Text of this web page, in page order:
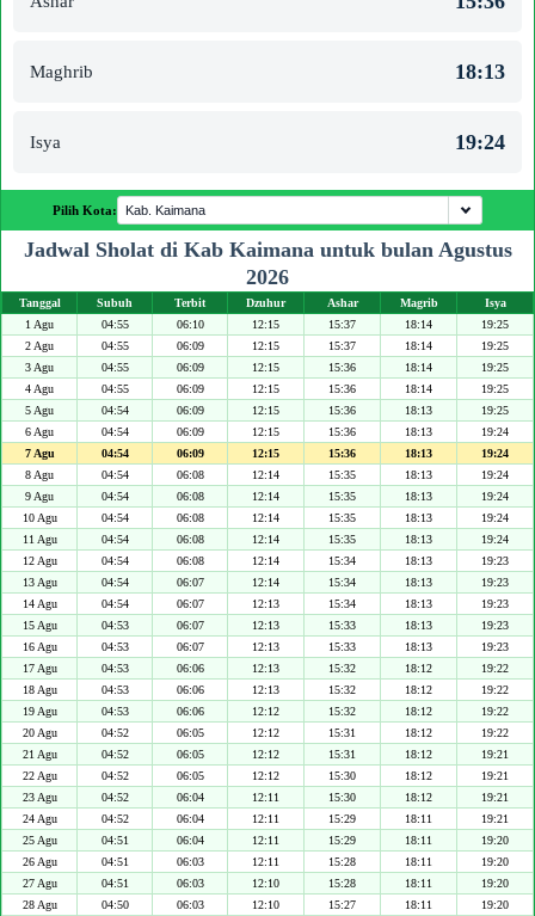
Maghrib 18:13
Isya 19:24
Pilih Kota:
Jadwal Sholat di Kab Kaimana untuk bulan Agustus
2026
Tanggal Subuh Terbit Dzuhur Ashar Magrib
Isya
1 Agu
04:55 06:10 12:15 15:37 18:14
19:25
2 Agu
04:55 06:09 12:15 15:37 18:14
19:25
3 Agu
04:55 06:09 12:15 15:36 18:14
19:25
4 Agu
04:55 06:09 12:15 15:36 18:14
19:25
5 Agu
04:54 06:09 12:15 15:36 18:13
19:25
6 Agu
04:54 06:09 12:15 15:36 18:13
19:24
7 Agu
04:54 06:09 12:15 15:36 18:13
19:24
8 Agu
04:54 06:08 12:14 15:35 18:13
19:24
9 Agu
04:54 06:08 12:14 15:35 18:13
19:24
10 Agu
04:54 06:08 12:14 15:35 18:13
19:24
11 Agu
04:54 06:08 12:14 15:35 18:13
19:24
12 Agu
04:54 06:08 12:14 15:34 18:13
19:23
13 Agu
04:54 06:07 12:14 15:34 18:13
19:23
14 Agu
04:54 06:07 12:13 15:34 18:13
19:23
15 Agu
04:53 06:07 12:13 15:33 18:13
19:23
16 Agu
04:53 06:07 12:13 15:33 18:13
19:23
17 Agu
04:53 06:06 12:13 15:32 18:12
19:22
18 Agu
04:53 06:06 12:13 15:32 18:12
19:22
19 Agu
04:53 06:06 12:12 15:32 18:12
19:22
20 Agu
04:52 06:05 12:12 15:31 18:12
19:22
21 Agu
04:52 06:05 12:12 15:31 18:12
19:21
22 Agu
04:52 06:05 12:12 15:30 18:12
19:21
23 Agu
04:52 06:04 12:11 15:30 18:12
19:21
24 Agu
04:52 06:04 12:11 15:29 18:11
19:21
25 Agu
04:51 06:04 12:11 15:29 18:11
19:20
26 Agu
04:51 06:03 12:11 15:28 18:11
19:20
27 Agu
04:51 06:03 12:10 15:28 18:11
19:20
28 Agu
04:50 06:03 12:10 15:27 18:11
19:20